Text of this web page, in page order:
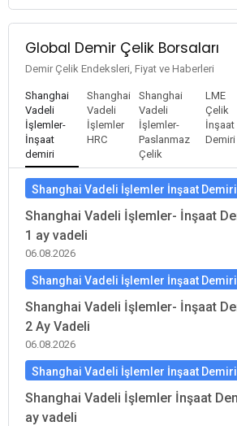
Global Demir Çelik Borsaları
Demir Çelik Endeksleri, Fiyat ve Haberleri
Shanghai
Vadeli
İşlemler-
İnşaat
demiri
Shanghai
Vadeli
İşlemler
HRC
Shanghai
Vadeli
İşlemler-
Paslanmaz
Çelik
LME
Çelik
İnşaat
Demiri
Shanghai Vadeli İşlemler İnşaat
Shanghai Vadeli İşlemler- İnşaat
1 ay vadeli
06.08.2026
Shanghai Vadeli İşlemler İnşaat
Shanghai Vadeli İşlemler- İnşaat
2 Ay Vadeli
06.08.2026
Shanghai Vadeli İşlemler İnşaat
Shanghai Vadeli İşlemler İnşaat
ay vadeli